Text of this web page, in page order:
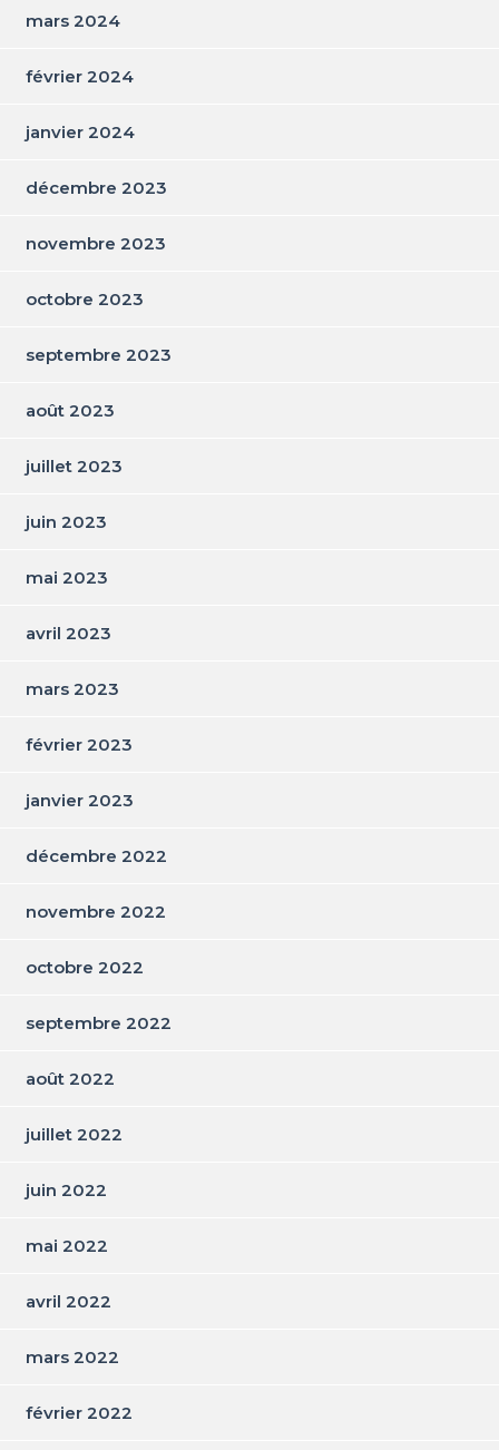
mars 2024
février 2024
janvier 2024
décembre 2023
novembre 2023
octobre 2023
septembre 2023
août 2023
juillet 2023
juin 2023
mai 2023
avril 2023
mars 2023
février 2023
janvier 2023
décembre 2022
novembre 2022
octobre 2022
septembre 2022
août 2022
juillet 2022
juin 2022
mai 2022
avril 2022
mars 2022
février 2022